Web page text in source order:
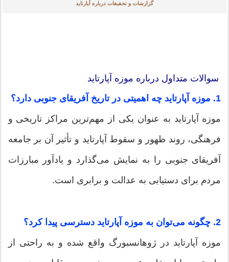
گزارشات و تحقیقات درباره آپارتاید
سوالات متداول درباره موزه آپارتاید
1. موزه آپارتاید چه اهمیتی در تاریخ آفریقای جنوبی دارد؟
موزه آپارتاید به عنوان یکی از مهم‌ترین مراکز تاریخی و
فرهنگی، روند ظهور و سقوط آپارتاید و تأثیر آن بر جامعه
آفریقای جنوبی را به نمایش می‌گذارد و یادآور مبارزات
مردم برای دستیابی به عدالت و برابری است.
2. چگونه می‌توان به موزه آپارتاید دسترسی پیدا کرد؟
موزه آپارتاید در ژوهانسبورگ واقع شده و به راحتی از